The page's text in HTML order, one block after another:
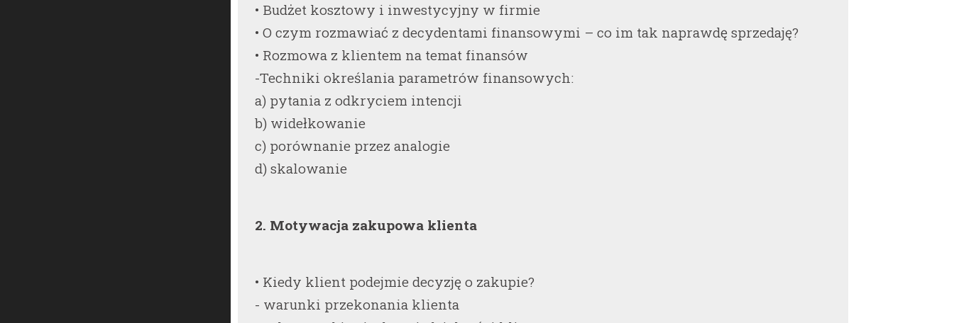
• Budżet kosztowy i inwestycyjny w firmie
• O czym rozmawiać z decydentami finansowymi – co im tak naprawdę sprzedaję?
• Rozmowa z klientem na temat finansów
-Techniki określania parametrów finansowych:
a) pytania z odkryciem intencji
b) widełkowanie
c) porównanie przez analogie
d) skalowanie
2. Motywacja zakupowa klienta
• Kiedy klient podejmie decyzję o zakupie?
- warunki przekonania klienta